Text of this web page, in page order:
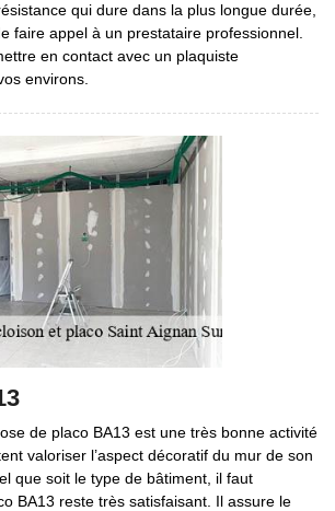
qui dure dans la plus longue durée,
faire appel à un prestataire professionnel.
en contact avec un plaquiste
environs.
de placo BA13 est une très bonne activité
valoriser l’aspect décoratif du mur de son
que soit le type de bâtiment, il faut
BA13 reste très satisfaisant. Il assure le